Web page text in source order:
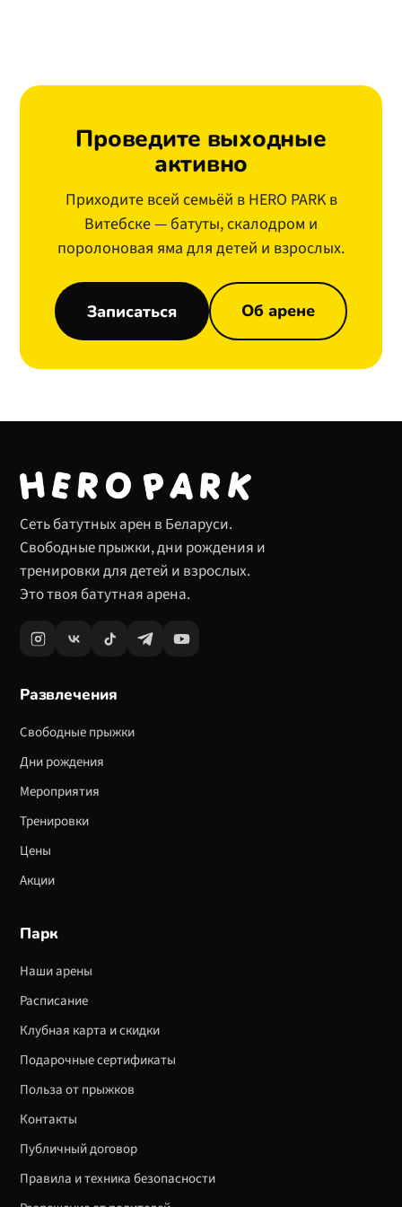
Проведите выходные
активно
Приходите всей семьёй в HERO PARK в
Витебске — батуты, скалодром и
поролоновая яма для детей и взрослых.
Записаться Об арене
Сеть батутных арен в Беларуси.
Свободные прыжки, дни рождения и
тренировки для детей и взрослых.
Это твоя батутная арена.
Развлечения
Свободные прыжки
Дни рождения
Мероприятия
Тренировки
Цены
Акции
Парк
Наши арены
Расписание
Клубная карта и скидки
Подарочные сертификаты
Польза от прыжков
Контакты
Публичный договор
Правила и техника безопасности